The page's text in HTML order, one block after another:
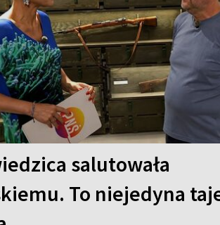
salutowała
To niejedyna